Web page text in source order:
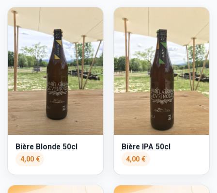
Bière Blonde 50cl
4,00 €
Bière IPA 50cl
4,00 €